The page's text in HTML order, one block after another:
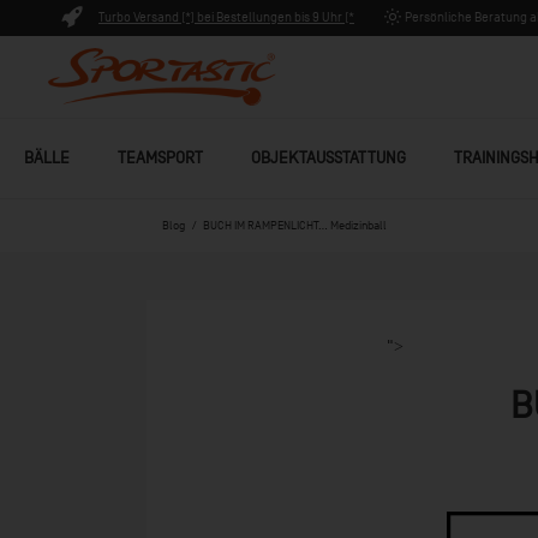
Turbo Versand (*) bei Bestellungen bis 9 Uhr (*
Persönliche Beratung
BÄLLE TEAMSPORT OBJEKTAUSSTATTUNG
Blog BUCH IM RAMPENLICHT... Medizinball
">